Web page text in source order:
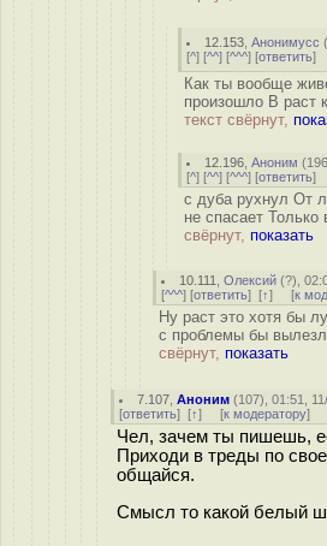
12.153 ,Анонимусс
[^] [^^] [^^^] [ответить]
Как ты вообще
произошло В раст
текст свёрнут,
12.196 ,Аноним (
[^] [^^] [^^^] [ответить]
с дуба рухнул От
не спасает
свёрнут, показать
10.111 ,Олексий (?),
[^^^] [ответить] [↑] [к
Ну раст это хотя бы
с проблемы бы
свёрнут, показать
7.107 ,Аноним (107), 01:51,
[ответить] [↑] [к модератору]
Чел, зачем ты пишешь,
Приходи в треды по
общайся.
Смысл то какой белый